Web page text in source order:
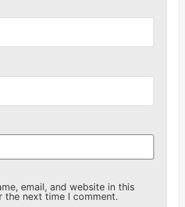
email, and website in this
the next time I comment.